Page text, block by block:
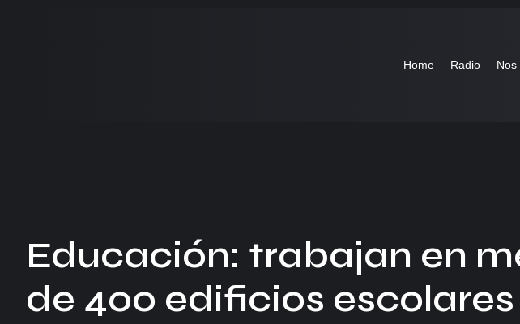
Home Radio
Educación: trabajan en
de 400 edificios escolares